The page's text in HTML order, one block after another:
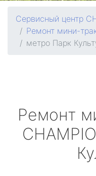
Сервисный центр
Ремонт мини-
метро Парк
Ремонт